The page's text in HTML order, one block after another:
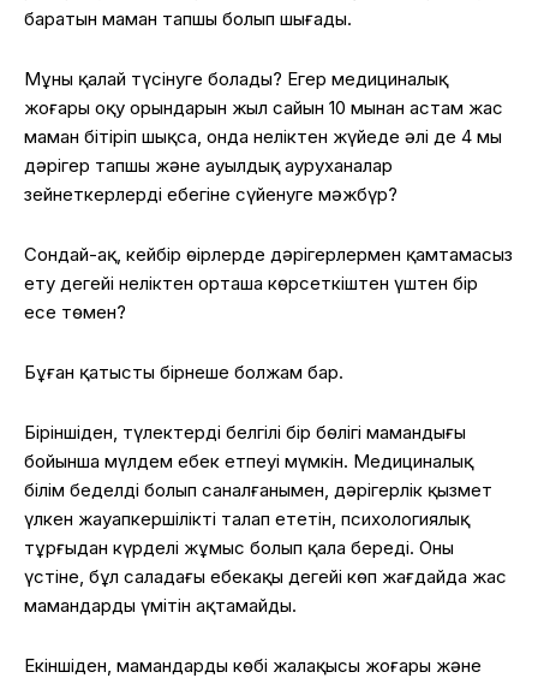
баратын маман тапшы болып шығады.
Мұны қалай түсінуге болады? Егер медициналық
жоғары оқу орындарын жыл сайын 10 мыңнан астам жас
маман бітіріп шықса, онда неліктен жүйеде әлі де 4 мың
дәрігер тапшы және ауылдық ауруханалар
зейнеткерлердің еңбегіне сүйенуге мәжбүр?
Сондай-ақ, кейбір өңірлерде дәрігерлермен қамтамасыз
ету деңгейі неліктен орташа көрсеткіштен үштен бір
есе төмен?
Бұған қатысты бірнеше болжам бар.
Біріншіден, түлектердің белгілі бір бөлігі мамандығы
бойынша мүлдем еңбек етпеуі мүмкін. Медициналық
білім беделді болып саналғанымен, дәрігерлік қызмет
үлкен жауапкершілікті талап ететін, психологиялық
тұрғыдан күрделі жұмыс болып қала береді. Оның
үстіне, бұл саладағы еңбекақы деңгейі көп жағдайда жас
мамандардың үмітін ақтамайды.
Екіншіден, мамандардың көбі жалақысы жоғары және